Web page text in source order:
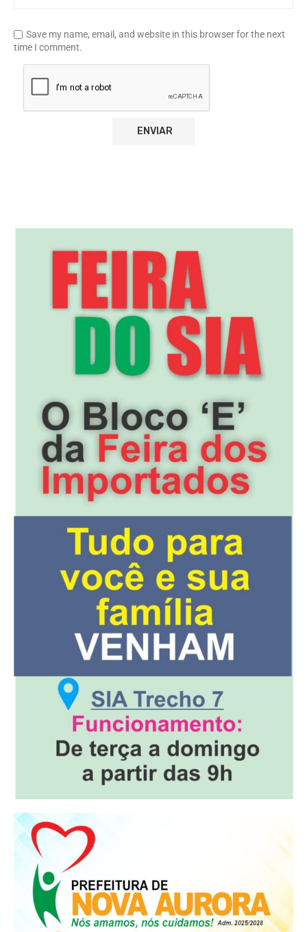
Save my name, email, and website in this browser for the next
time I comment.